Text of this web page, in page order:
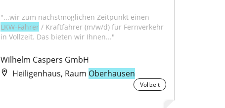
LKW-Fahrer / Kraftfahrer (m/w/d) für Fernverkehr
in Vollzeit. Das bieten wir Ihnen..."
Wilhelm Caspers GmbH
Heiligenhaus, Raum Oberhausen
Vollzeit